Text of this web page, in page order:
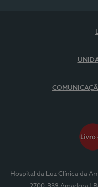
Hospital da Luz Clínica da